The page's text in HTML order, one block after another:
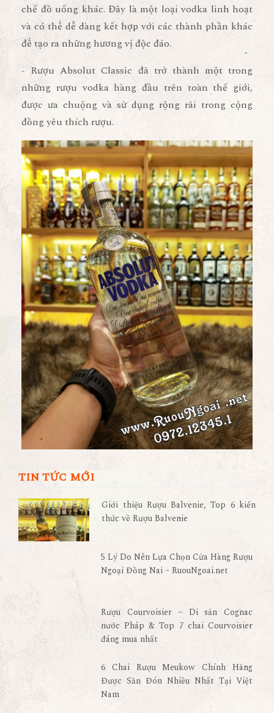
chế đồ uống khác. Đây là một loại vodka linh hoạt
và có thể dễ dàng kết hợp với các thành phần khác
để tạo ra những hương vị độc đáo.
- Rượu Absolut Classic đã trở thành một trong
những rượu vodka hàng đầu trên toàn thế giới,
được ưa chuộng và sử dụng rộng rãi trong cộng
đồng yêu thích rượu.
TIN TỨC MỚI
Giới thiệu Rượu Balvenie, Top 6 kiến
thức về Rượu Balvenie
5 Lý Do Nên Lựa Chọn Cửa Hàng Rượu
Ngoại Đồng Nai – RuouNgoai.net
Rượu Courvoisier – Di sản Cognac
nước Pháp & Top 7 chai Courvoisier
đáng mua nhất
6 Chai Rượu Meukow Chính Hãng
Được Săn Đón Nhiều Nhất Tại Việt
Nam